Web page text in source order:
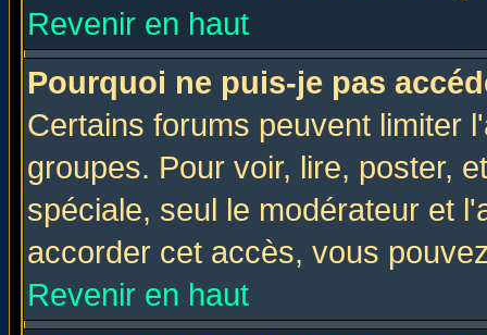
Revenir en haut
Pourquoi ne puis-je pas
Certains forums peuvent limiter
groupes. Pour voir, lire, poster,
spéciale, seul le modérateur et
accorder cet accès, vous
Revenir en haut